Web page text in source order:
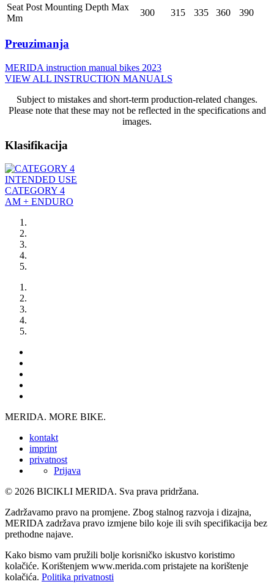
Seat Post Mounting Depth Max
Mm
300 315 335 360 390
Preuzimanja
MERIDA instruction manual bikes 2023
VIEW ALL INSTRUCTION MANUALS
Subject to mistakes and short-term production-related changes.
Please note that these may not be reflected in the specifications and
images.
Klasifikacija
INTENDED USE
CATEGORY 4
AM + ENDURO
MERIDA. MORE BIKE.
kontakt
imprint
privatnost
Prijava
© 2026 BICIKLI MERIDA. Sva prava pridržana.
Zadržavamo pravo na promjene. Zbog stalnog razvoja i dizajna,
MERIDA zadržava pravo izmjene bilo koje ili svih specifikacija bez
prethodne najave.
Kako bismo vam pružili bolje korisničko iskustvo koristimo
kolačiće. Korištenjem www.merida.com pristajete na korištenje
kolačića. Politika privatnosti